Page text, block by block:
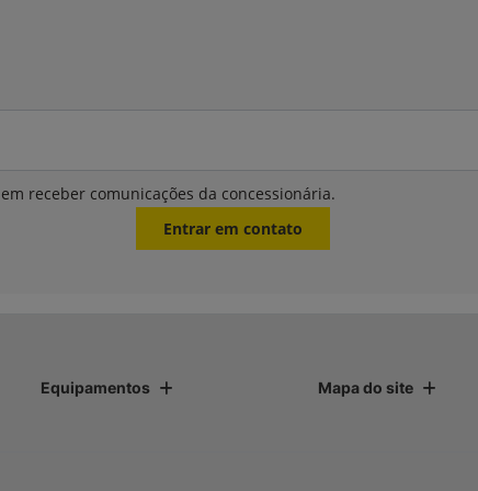
receber comunicações da concessionária.
Entrar em contato
Equipamentos Mapa do site